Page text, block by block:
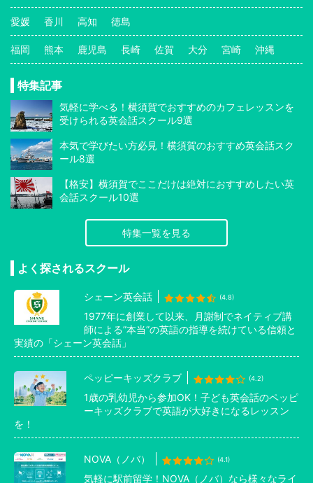
愛媛 香川 高知 徳島
福岡 熊本 鹿児島 長崎 佐賀 大分 宮崎 沖縄
特集記事
気軽に学べる！横須賀でおすすめのカフェレッスンを
受けられる英会話スクール9選
本気で学びたい方必見！横須賀のおすすめ英会話スク
ール8選
【格安】横須賀でここだけは絶対におすすめしたい英
会話スクール10選
特集一覧を見る
よく探されるスクール
シェーン英会話 (4.8)
1977年に創業して以来、月謝制でネイティブ講
師による”本当”の英語の指導を続けている信頼と
実績の「シェーン英会話」
ペッピーキッズクラブ (4.2)
1歳の乳幼児から参加OK！子ども英会話のペッピ
ーキッズクラブで英語が大好きになるレッスン
を！
NOVA（ノバ） (4.1)
気軽に駅前留学！NOVA（ノバ）なら様々なライ